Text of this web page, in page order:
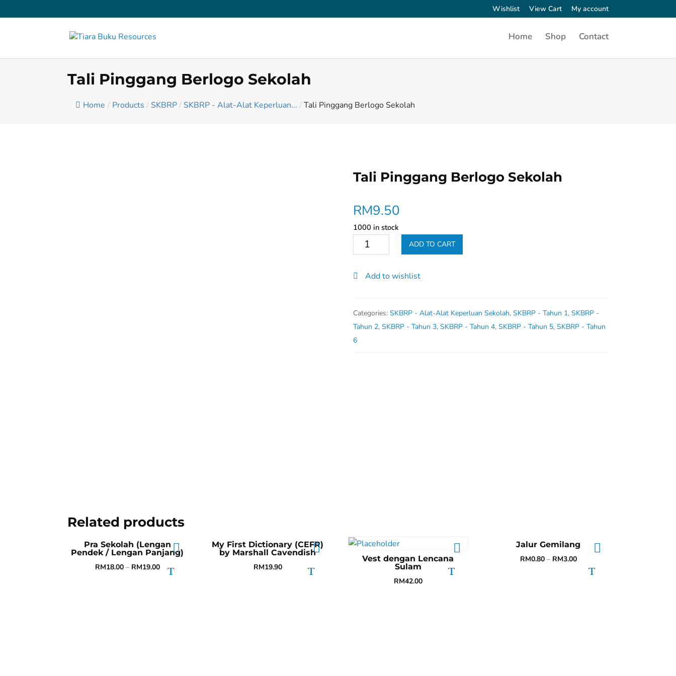
Wishlist View Cart My account
Home Shop Contact
Tali Pinggang Berlogo Sekolah
Home / Products / SKBRP / SKBRP - Alat-Alat Keperluan... / Tali Pinggang Berlogo Sekolah
Tali Pinggang Berlogo Sekolah
RM9.50
1000 in stock
Tali
Pinggang
Sekolah
ADD TO CART
Add to wishlist
Categories: SKBRP - Alat-Alat Keperluan Sekolah, SKBRP - Tahun 1, SKBRP -
Tahun 2, SKBRP - Tahun 3, SKBRP - Tahun 4, SKBRP - Tahun 5, SKBRP - Tahun
6
Related products
Pra Sekolah (Lengan
Pendek / Lengan Panjang)
RM18.00– RM19.00
My First Dictionary (CEFR)
by Marshall Cavendish
RM19.90
Vest dengan Lencana
Sulam
RM42.00
Jalur Gemilang
RM0.80– RM3.00